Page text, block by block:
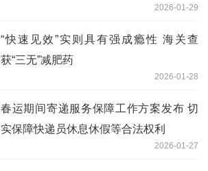
2026-01-29
“快速见效”实则具有强成瘾性 海关查
获“三无”减肥药
2026-01-28
春运期间寄递服务保障工作方案发布 切
实保障快递员休息休假等合法权利
2026-01-27